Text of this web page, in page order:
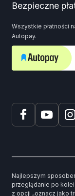
Bezpieczne
Wszystkie płatności
Autopay.
Najlepszym
przeglądanie po
z opcji „oznacz jako